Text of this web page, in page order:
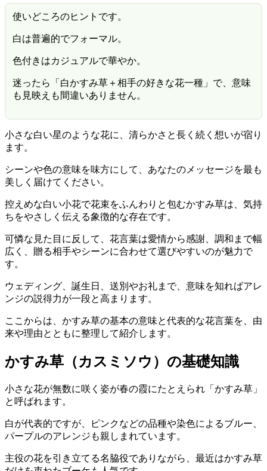
使いどころのヒントです。
白は普遍的でフォーマル。
色付きはカジュアルで華やか。
迷ったら「白かすみ草＋相手の好きな花一種」で、意味
も見映えも間違いありません。
小さな白い星のような花に、清らかさと長く続く想いが宿り
ます。
シーンや色の意味を味方にして、あなたのメッセージを最も
美しく届けてください。
控えめな白い小花で花束をふんわりと包むかすみ草は、気持
ちをやさしく伝える象徴的な存在です。
可憐な見た目に反して、花言葉は愛情から感謝、調和まで幅
広く、贈る相手やシーンに合わせて選びやすいのが魅力で
す。
ウェディング、誕生日、送別やお礼まで、意味を知ればアレ
ンジの説得力が一段と高まります。
ここからは、かすみ草の基本の意味と代表的な花言葉を、由
来や理由とともに整理して紹介します。
かすみ草（カスミソウ）の基礎知識
小さな花が無数に咲く姿が春の霞にたとえられ「かすみ草」
と呼ばれます。
白が代表的ですが、ピンクなどの品種や染色によるブルー、
パープルのアレンジも親しまれています。
主役の花を引き立てる名脇役でありながら、最近はかすみ草